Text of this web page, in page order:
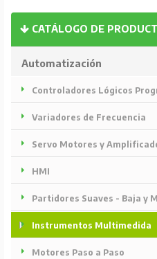
CATÁLOGO DE
Automatización
Controladores Lógicos
Variadores de Frecuencia
Servo Motores y
HMI
Partidores Suaves - Baja y
Instrumentos Multimedida
Motores Paso a Paso